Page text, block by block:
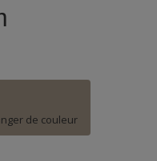
de couleur